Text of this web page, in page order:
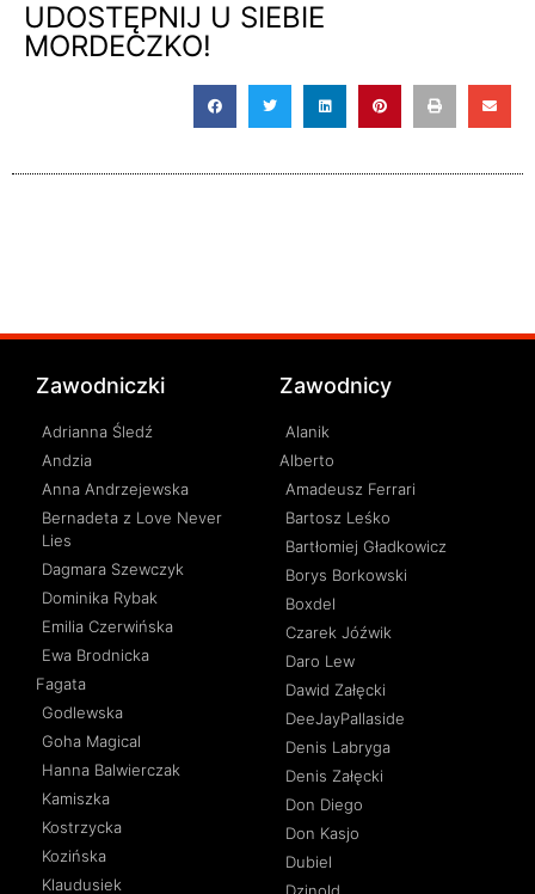
UDOSTĘPNIJ U SIEBIE
MORDECZKO!
Zawodniczki
Adrianna Śledź
Andzia
Anna Andrzejewska
Bernadeta z Love Never
Lies
Dagmara Szewczyk
Dominika Rybak
Emilia Czerwińska
Ewa Brodnicka
Fagata
Godlewska
Goha Magical
Hanna Balwierczak
Kamiszka
Kostrzycka
Kozińska
Klaudusiek
Zawodnicy
Alanik
Alberto
Amadeusz Ferrari
Bartosz Leśko
Bartłomiej Gładkowicz
Borys Borkowski
Boxdel
Czarek Jóźwik
Daro Lew
Dawid Załęcki
DeeJayPallaside
Denis Labryga
Denis Załęcki
Don Diego
Don Kasjo
Dubiel
Dzinold